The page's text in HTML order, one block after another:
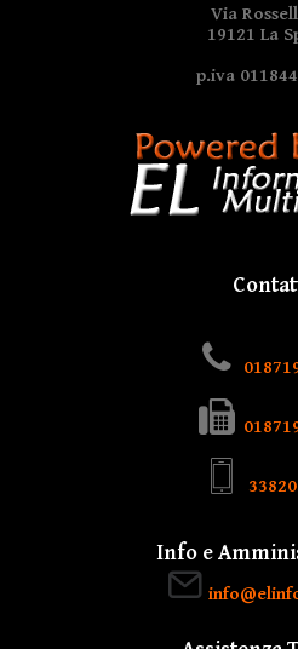
Via
19121 La
p.iva
Info e